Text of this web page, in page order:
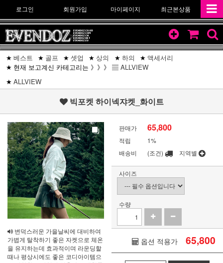
로그인 회원가입 마이페이지 최근본상품
베스트 골프 셋업 상의 하의
액세서리
현재 보고계신 카테고리는 》》》 ▤ ALLVIEW
ALLVIEW
빅포켓 하이넥쟈켓_화이트
변덕스러운 가을날씨에 대비하여
가볍게 탈착하기 좋은 자켓으로 체온
을 유지하는데 효과적이며 라운딩할
때나 평상시에도 좋은 코디아이템으
판매가 65,800
적립
1%
배송비
(조건) 지역별
사이즈
수량
옵션 적용가 65,800